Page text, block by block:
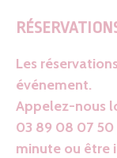
Les
événement.
Appelez-nous
03 89 08 07
minute ou être